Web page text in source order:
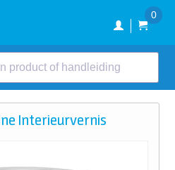
0
product of handleiding
Interieurvernis